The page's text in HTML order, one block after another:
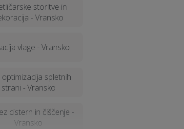
storitve in
- Vransko
vlage - Vransko
optimizacija spletnih
strani - Vransko
cistern in čiščenje -
Vransko